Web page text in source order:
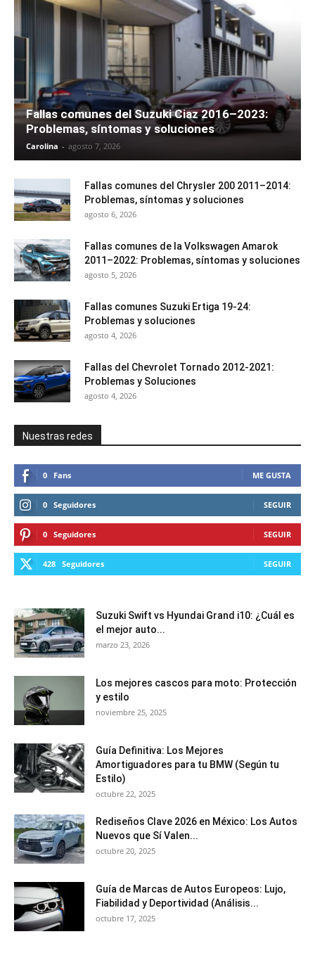
Fallas comunes del Suzuki Ciaz 2016–2023:
Problemas, síntomas y soluciones
Carolina - agosto 7, 2026
Fallas comunes del Chrysler 200 2011–2014:
Problemas, síntomas y soluciones
agosto 6, 2026
Fallas comunes de la Volkswagen Amarok
2011–2022: Problemas, síntomas y soluciones
agosto 5, 2026
Fallas comunes Suzuki Ertiga 19-24:
Problemas y soluciones
agosto 4, 2026
Fallas del Chevrolet Tornado 2012-2021:
Problemas y Soluciones
agosto 4, 2026
Nuestras redes
0 Fans ME GUSTA
0 Seguidores SEGUIR
0 Seguidores SEGUIR
428 Seguidores SEGUIR
Suzuki Swift vs Hyundai Grand i10: ¿Cuál es
el mejor auto...
marzo 23, 2026
Los mejores cascos para moto: Protección
y estilo
noviembre 25, 2025
Guía Definitiva: Los Mejores
Amortiguadores para tu BMW (Según tu
Estilo)
octubre 22, 2025
Rediseños Clave 2026 en México: Los Autos
Nuevos que Sí Valen...
octubre 20, 2025
Guía de Marcas de Autos Europeos: Lujo,
Fiabilidad y Deportividad (Análisis...
octubre 17, 2025